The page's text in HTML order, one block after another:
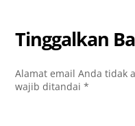
Tinggalkan
Alamat email Anda tidak
wajib ditandai*